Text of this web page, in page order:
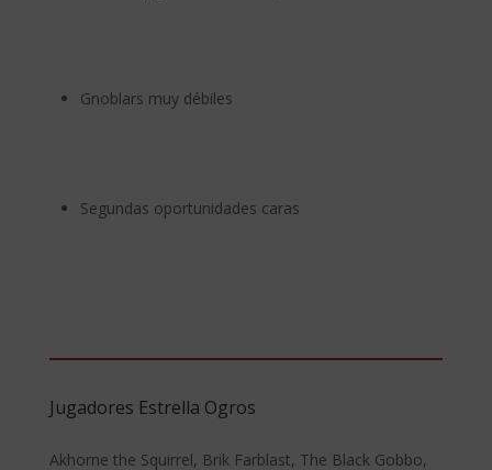
Gnoblars muy débiles
Segundas oportunidades caras
Jugadores Estrella Ogros
Akhorne the Squirrel, Brik Farblast, The Black Gobbo,